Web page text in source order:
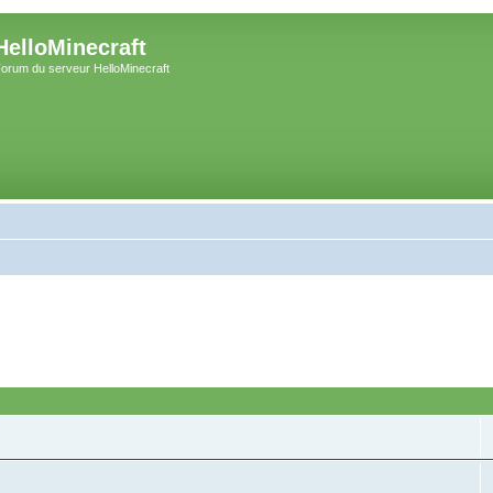
du serveur HelloMinecraft